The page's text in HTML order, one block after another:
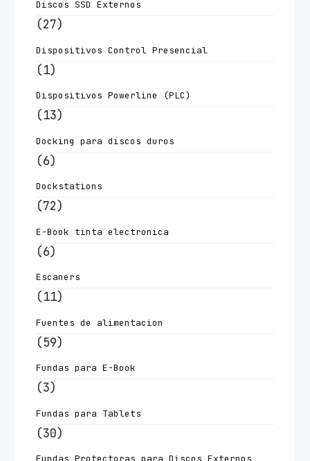
Discos SSD Externos
(27)
Dispositivos Control Presencial
(1)
Dispositivos Powerline (PLC)
(13)
Docking para discos duros
(6)
Dockstations
(72)
E-Book tinta electronica
(6)
Escaners
(11)
Fuentes de alimentacion
(59)
Fundas para E-Book
(3)
Fundas para Tablets
(30)